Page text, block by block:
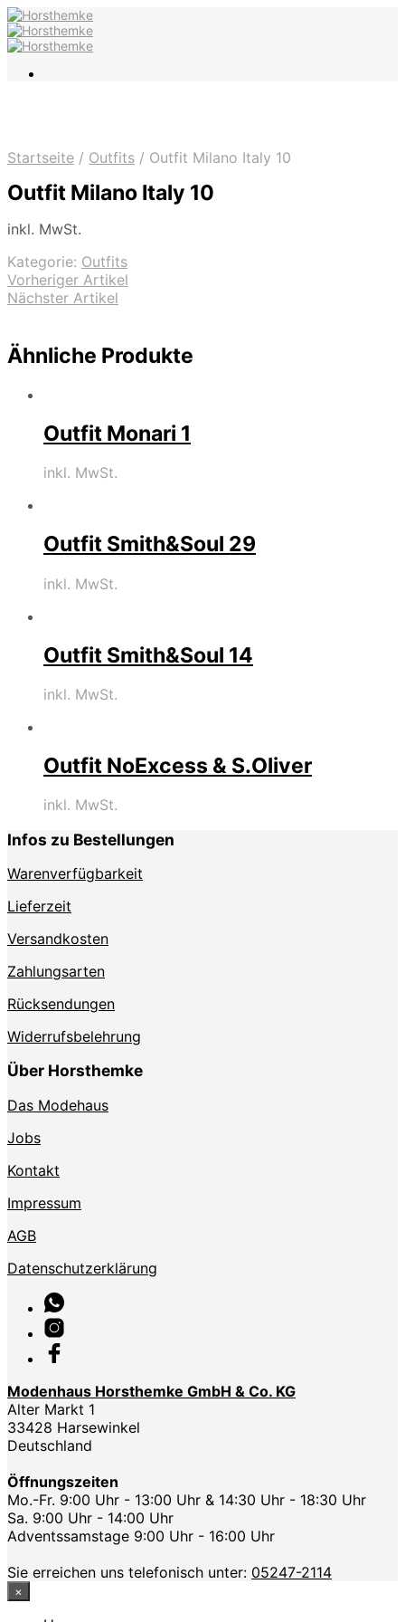
Startseite / Outfits / Outfit Milano Italy 10
Outfit Milano Italy 10
inkl. MwSt.
Kategorie: Outfits
Vorheriger Artikel
Nächster Artikel
Ähnliche Produkte
Outfit Monari 1
inkl. MwSt.
Outfit Smith&Soul 29
inkl. MwSt.
Outfit Smith&Soul 14
inkl. MwSt.
Outfit NoExcess & S.Oliver
inkl. MwSt.
Infos zu Bestellungen
Warenverfügbarkeit
Lieferzeit
Versandkosten
Zahlungsarten
Rücksendungen
Widerrufsbelehrung
Über Horsthemke
Das Modehaus
Jobs
Kontakt
Impressum
AGB
Datenschutzerklärung
Modenhaus Horsthemke GmbH & Co. KG
Alter Markt 1
33428 Harsewinkel
Deutschland
Öffnungszeiten
Mo.-Fr. 9:00 Uhr - 13:00 Uhr & 14:30 Uhr - 18:30 Uhr
Sa. 9:00 Uhr - 14:00 Uhr
Adventssamstage 9:00 Uhr - 16:00 Uhr
Sie erreichen uns telefonisch unter: 05247-2114
×